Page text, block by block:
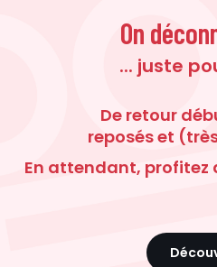
articles
consultés
On
... juste
De retour
reposés et
En attendant, profitez